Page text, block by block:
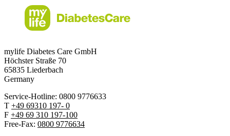
mylife Diabetes Care GmbH
Höchster Straße 70
65835 Liederbach
Germany
Service-Hotline: 0800 9776633
T +49 69310 197- 0
F +49 69 310 197-100
Free-Fax: 0800 9776634